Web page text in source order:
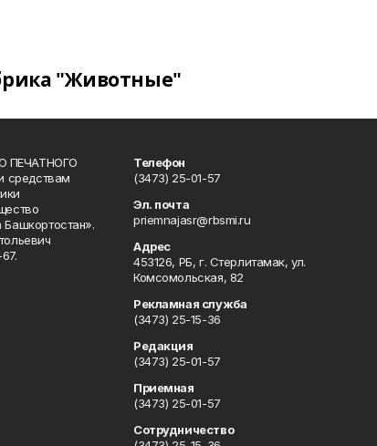
"Животные"
ПЕЧАТНОГО
средствам
Телефон
(3473) 25-01-57
Эл. почта
priemnajasr@rbsmi.ru
Адрес
453126, РБ, г. Стерлитамак, ул.
Комсомольская, 82
Рекламная служба
(3473) 25-15-36
Редакция
(3473) 25-01-57
Приемная
(3473) 25-01-57
Сотрудничество